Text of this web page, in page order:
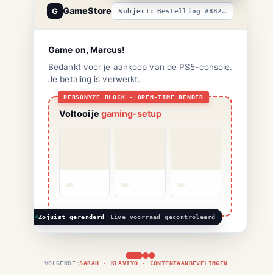
G GameStore Bestelling #8821 bevestigd
Game on, Marcus!
Bedankt voor je aankoop van de PS5-console.
Je betaling is verwerkt.
Voltooi jegaming-setup
Zojuist gerenderd Live voorraad gecontroleerd
VOLGENDE:SARAH · KLAVIYO · CONTENTAANBEVELINGEN